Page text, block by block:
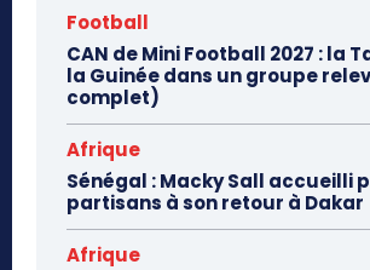
Football
CAN de Mini Football 2027 : la
la Guinée dans un groupe
complet)
Afrique
Sénégal : Macky Sall accueilli
partisans à son retour à Dakar
Afrique